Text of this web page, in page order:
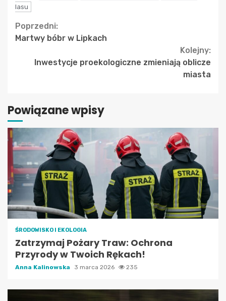
lasu
Continue
Reading
Poprzedni:
Martwy bóbr w Lipkach
Kolejny:
Inwestycje proekologiczne zmieniają oblicze
miasta
Powiązane wpisy
ŚRODOWISKO I EKOLOGIA
Zatrzymaj Pożary Traw: Ochrona
Przyrody w Twoich Rękach!
Anna Kalinowska 3 marca 2026 235